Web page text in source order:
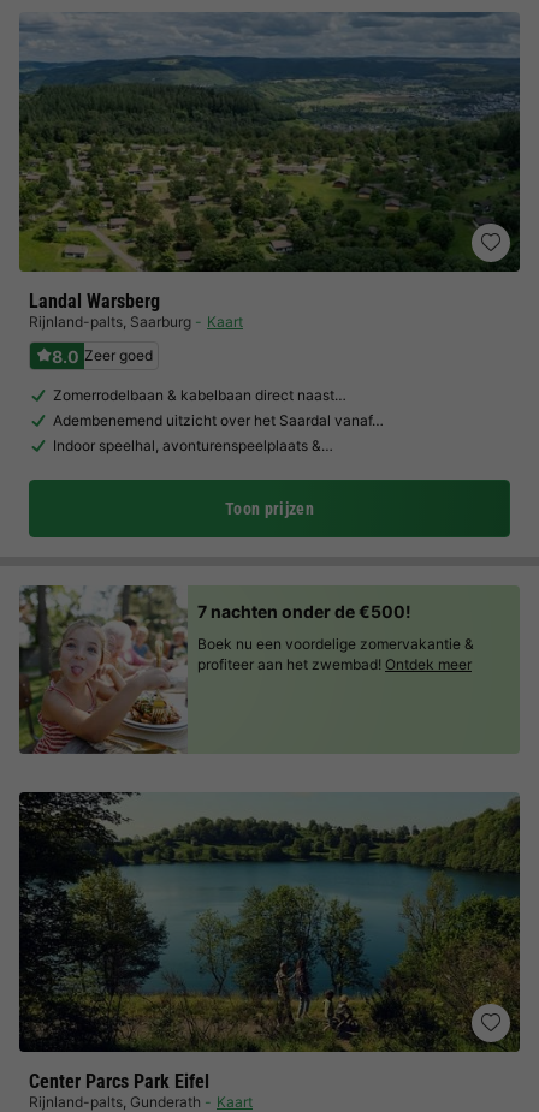
Landal Warsberg
Rijnland-palts, Saarburg Kaart
8.0 Zeer goed
Zomerrodelbaan & kabelbaan direct naast…
Adembenemend uitzicht over het Saardal vanaf…
Indoor speelhal, avonturenspeelplaats &…
Toon prijzen
Center Parcs Park Eifel
Rijnland-palts, Gunderath Kaart
7 nachten onder de €500!
Boek nu een voordelige zomervakantie &
profiteer aan het zwembad! Ontdek meer